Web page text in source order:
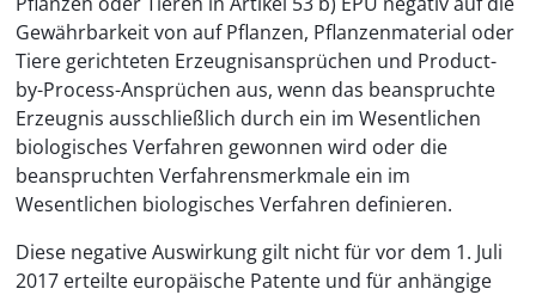
Gewährbarkeit von auf Pflanzen, Pflanzenmaterial oder
Tiere gerichteten Erzeugnisansprüchen und Product-
by-Process-Ansprüchen aus, wenn das beanspruchte
Erzeugnis ausschließlich durch ein im Wesentlichen
biologisches Verfahren gewonnen wird oder die
beanspruchten Verfahrensmerkmale ein im
Wesentlichen biologisches Verfahren definieren.
Diese negative Auswirkung gilt nicht für vor dem 1. Juli
2017 erteilte europäische Patente und für anhängige